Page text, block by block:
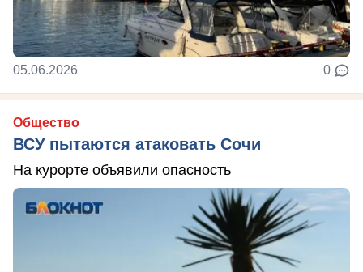
05.06.2026 0
Общество
ВСУ пытаются атаковать Сочи
На курорте объявили опасность